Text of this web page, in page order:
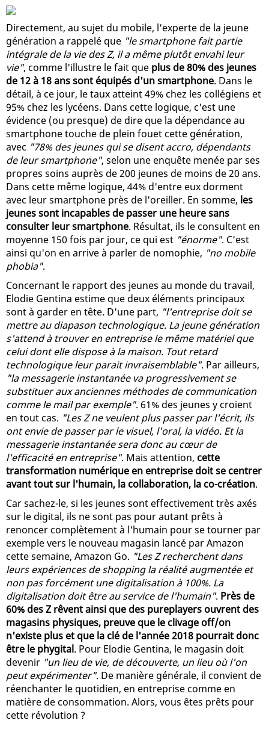
Directement, au sujet du mobile, l'experte de la jeune
génération a rappelé que "le smartphone fait partie
intégrale de la vie des Z, il a même plutôt envahi leur
vie", comme l'illustre le fait que plus de 80% des jeunes
de 12 à 18 ans sont équipés d'un smartphone. Dans le
détail, à ce jour, le taux atteint 49% chez les collégiens et
95% chez les lycéens. Dans cette logique, c'est une
évidence (ou presque) de dire que la dépendance au
smartphone touche de plein fouet cette génération,
avec "78% des jeunes qui se disent accro, dépendants
de leur smartphone", selon une enquête menée par ses
propres soins auprès de 200 jeunes de moins de 20 ans.
Dans cette même logique, 44% d'entre eux dorment
avec leur smartphone près de l'oreiller. En somme, les
jeunes sont incapables de passer une heure sans
consulter leur smartphone. Résultat, ils le consultent en
moyenne 150 fois par jour, ce qui est "énorme". C'est
ainsi qu'on en arrive à parler de nomophie, "no mobile
phobia".
Concernant le rapport des jeunes au monde du travail,
Elodie Gentina estime que deux éléments principaux
sont à garder en tête. D'une part, "l'entreprise doit se
mettre au diapason technologique. La jeune génération
s'attend à trouver en entreprise le même matériel que
celui dont elle dispose à la maison. Tout retard
technologique leur parait invraisemblable". Par ailleurs,
"la messagerie instantanée va progressivement se
substituer aux anciennes méthodes de communication
comme le mail par exemple". 61% des jeunes y croient
en tout cas. "Les Z ne veulent plus passer par l'écrit, ils
ont envie de passer par le visuel, l'oral, la vidéo. Et la
messagerie instantanée sera donc au cœur de
l'efficacité en entreprise". Mais attention, cette
transformation numérique en entreprise doit se centrer
avant tout sur l'humain, la collaboration, la co-création.
Car sachez-le, si les jeunes sont effectivement très axés
sur le digital, ils ne sont pas pour autant prêts à
renoncer complètement à l'humain pour se tourner par
exemple vers le nouveau magasin lancé par Amazon
cette semaine, Amazon Go. "Les Z recherchent dans
leurs expériences de shopping la réalité augmentée et
non pas forcément une digitalisation à 100%. La
digitalisation doit être au service de l'humain". Près de
60% des Z rêvent ainsi que des pureplayers ouvrent des
magasins physiques, preuve que le clivage off/on
n'existe plus et que la clé de l'année 2018 pourrait donc
être le phygital. Pour Elodie Gentina, le magasin doit
devenir "un lieu de vie, de découverte, un lieu où l'on
peut expérimenter". De manière générale, il convient de
réenchanter le quotidien, en entreprise comme en
matière de consommation. Alors, vous êtes prêts pour
cette révolution ?